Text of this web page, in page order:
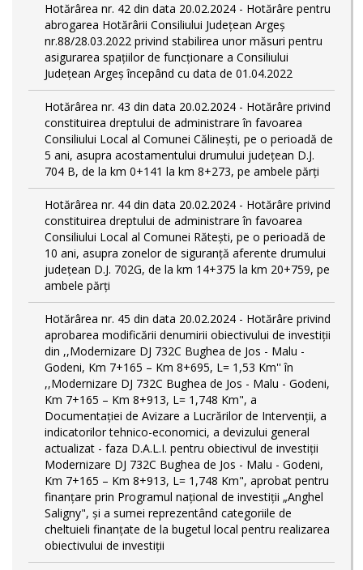
Hotărârea nr. 42 din data 20.02.2024 - Hotărâre pentru
abrogarea Hotărârii Consiliului Județean Argeș
nr.88/28.03.2022 privind stabilirea unor măsuri pentru
asigurarea spațiilor de funcționare a Consiliului
Județean Argeș începând cu data de 01.04.2022
Hotărârea nr. 43 din data 20.02.2024 - Hotărâre privind
constituirea dreptului de administrare în favoarea
Consiliului Local al Comunei Călinești, pe o perioadă de
5 ani, asupra acostamentului drumului județean D.J.
704 B, de la km 0+141 la km 8+273, pe ambele părți
Hotărârea nr. 44 din data 20.02.2024 - Hotărâre privind
constituirea dreptului de administrare în favoarea
Consiliului Local al Comunei Rătești, pe o perioadă de
10 ani, asupra zonelor de siguranță aferente drumului
județean D.J. 702G, de la km 14+375 la km 20+759, pe
ambele părți
Hotărârea nr. 45 din data 20.02.2024 - Hotărâre privind
aprobarea modificării denumirii obiectivului de investiții
din ,,Modernizare DJ 732C Bughea de Jos - Malu -
Godeni, Km 7+165 – Km 8+695, L= 1,53 Km'' în
,,Modernizare DJ 732C Bughea de Jos - Malu - Godeni,
Km 7+165 – Km 8+913, L= 1,748 Km", a
Documentației de Avizare a Lucrărilor de Intervenții, a
indicatorilor tehnico-economici, a devizului general
actualizat - faza D.A.L.I. pentru obiectivul de investiţii
Modernizare DJ 732C Bughea de Jos - Malu - Godeni,
Km 7+165 – Km 8+913, L= 1,748 Km", aprobat pentru
finanțare prin Programul național de investiții „Anghel
Saligny", și a sumei reprezentând categoriile de
cheltuieli finanțate de la bugetul local pentru realizarea
obiectivului de investiții